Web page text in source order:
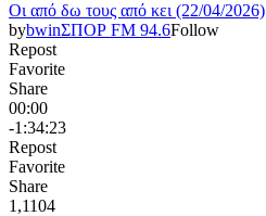
Οι από δω τους από κει (22/04/2026)
bybwinΣΠΟΡ FM 94.6Follow
Repost
Favorite
Share
00:00
-1:34:23
Repost
Favorite
Share
1,1104